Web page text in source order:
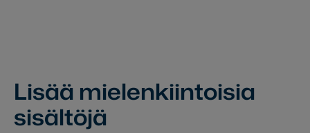
Lisää mielenkiintoisia
sisältöjä